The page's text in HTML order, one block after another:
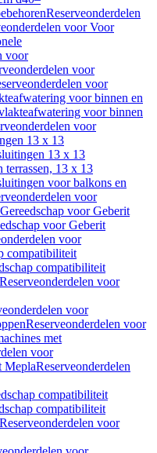
Reserveonderdelen
voor Voor
voor
voor
voor
voor binnen en
voor binnen
voor
13 x 13
13 x 13
13 x 13
voor balkons en
voor
Gereedschap voor Geberit
voor Geberit
voor
compatibiliteit
compatibiliteit
Reserveonderdelen voor
voor
Reserveonderdelen voor
met
voor
MeplaReserveonderdelen
compatibiliteit
compatibiliteit
Reserveonderdelen voor